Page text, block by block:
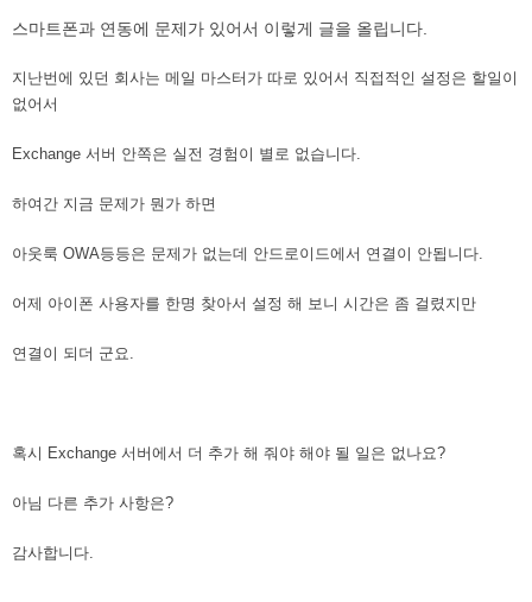
스마트폰과 연동에 문제가 있어서 이렇게 글을 올립니다.
지난번에 있던 회사는 메일 마스터가 따로 있어서 직접적인 설정은 할일이
없어서
Exchange 서버 안쪽은 실전 경험이 별로 없습니다.
하여간 지금 문제가 뭔가 하면
아웃룩 OWA등등은 문제가 없는데 안드로이드에서 연결이 안됩니다.
어제 아이폰 사용자를 한명 찾아서 설정 해 보니 시간은 좀 걸렸지만
연결이 되더 군요.
혹시 Exchange 서버에서 더 추가 해 줘야 해야 될 일은 없나요?
아님 다른 추가 사항은?
감사합니다.